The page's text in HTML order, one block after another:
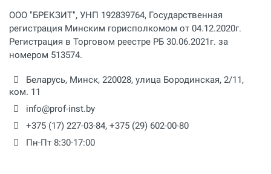
ООО "БРЕКЗИТ", УНП 192839764, Государственная
регистрация Минским горисполкомом от 04.12.2020г.
Регистрация в Торговом реестре РБ 30.06.2021г. за
номером 513574.
Беларусь, Минск, 220028, улица Бородинская, 2/11,
ком. 11
info@prof-inst.by
+375 (17) 227-03-84, +375 (29) 602-00-80
Пн-Пт 8:30-17:00